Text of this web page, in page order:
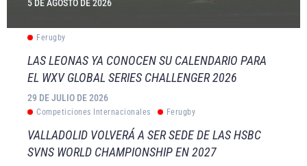
5 DE AGOSTO DE 2026
Ferugby
LAS LEONAS YA CONOCEN SU CALENDARIO PARA
EL WXV GLOBAL SERIES CHALLENGER 2026
29 DE JULIO DE 2026
Competiciones Internacionales Ferugby
VALLADOLID VOLVERÁ A SER SEDE DE LAS HSBC
SVNS WORLD CHAMPIONSHIP EN 2027